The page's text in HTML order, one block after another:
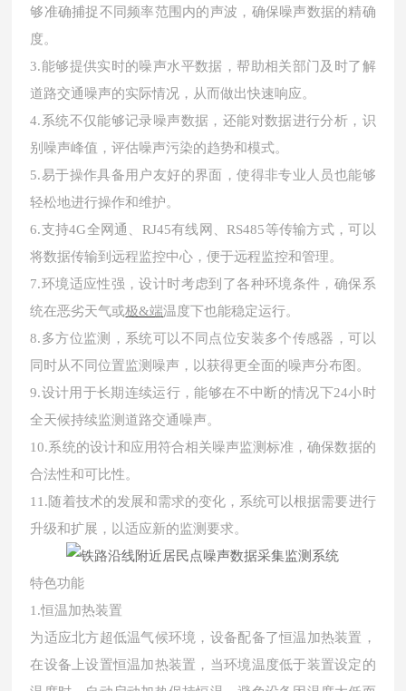
够准确捕捉不同频率范围内的声波，确保噪声数据的精确
度。
3.能够提供实时的噪声水平数据，帮助相关部门及时了解
道路交通噪声的实际情况，从而做出快速响应。
4.系统不仅能够记录噪声数据，还能对数据进行分析，识
别噪声峰值，评估噪声污染的趋势和模式。
5.易于操作具备用户友好的界面，使得非专业人员也能够
轻松地进行操作和维护。
6.支持4G全网通、RJ45有线网、RS485等传输方式，可以
将数据传输到远程监控中心，便于远程监控和管理。
7.环境适应性强，设计时考虑到了各种环境条件，确保系
统在恶劣天气或极&端温度下也能稳定运行。
8.多方位监测，系统可以不同点位安装多个传感器，可以
同时从不同位置监测噪声，以获得更全面的噪声分布图。
9.设计用于长期连续运行，能够在不中断的情况下24小时
全天候持续监测道路交通噪声。
10.系统的设计和应用符合相关噪声监测标准，确保数据的
合法性和可比性。
11.随着技术的发展和需求的变化，系统可以根据需要进行
升级和扩展，以适应新的监测要求。
特色功能
1.恒温加热装置
为适应北方超低温气候环境，设备配备了恒温加热装置，
在设备上设置恒温加热装置，当环境温度低于装置设定的